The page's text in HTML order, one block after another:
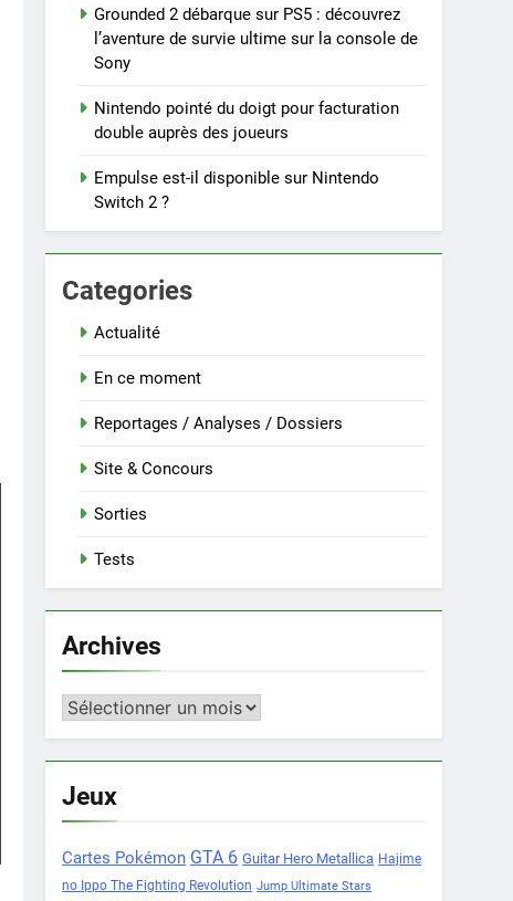
Grounded 2 débarque sur PS5 : découvrez
l’aventure de survie ultime sur la console de
Sony
Nintendo pointé du doigt pour facturation
double auprès des joueurs
Empulse est-il disponible sur Nintendo
Switch 2 ?
Categories
Actualité
En ce moment
Reportages / Analyses / Dossiers
Site & Concours
Sorties
Tests
Archives
Archives
Jeux
Cartes Pokémon GTA 6 Guitar Hero Metallica Hajime
no Ippo The Fighting Revolution Jump Ultimate Stars